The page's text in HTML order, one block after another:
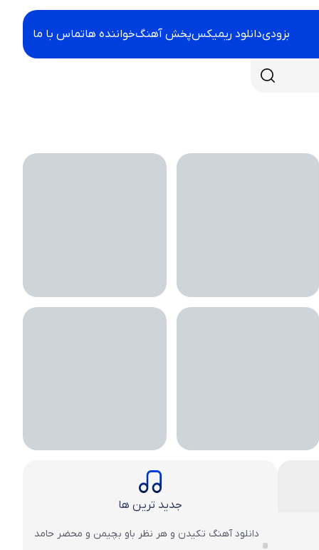
بزودیدانلود ریمیکسپخش آهنگخواننده هاتماس با ما
جدید ترین ها
دانلود آهنگ تکیدن و هر نظر باو بچیمن و محضر حامد